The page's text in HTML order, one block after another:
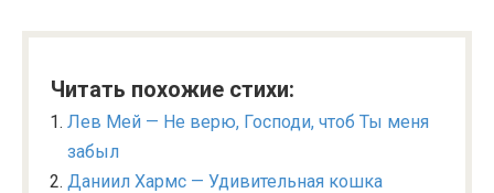
Читать похожие стихи:
Лев Мей — Не верю, Господи, чтоб Ты меня
забыл
Даниил Хармс — Удивительная кошка